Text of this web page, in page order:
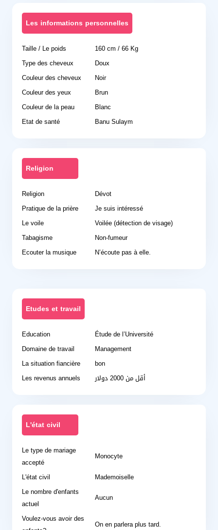
Les informations personnelles
Taille / Le poids
160 cm / 66 Kg
Type des cheveux
Doux
Couleur des cheveux
Noir
Couleur des yeux
Brun
Couleur de la peau
Blanc
Etat de santé
Banu Sulaym
Religion
Religion
Dévot
Pratique de la prière
Je suis intéressé
Le voile
Voilée (détection de visage)
Tabagisme
Non-fumeur
Ecouter la musique
N’écoute pas à elle.
Etudes et travail
Education
Étude de l’Université
Domaine de travail
Management
La situation fiancière
bon
Les revenus annuels
أقل من 2000 دولار
L'état civil
Le type de mariage
accepté
Monocyte
L'état civil
Mademoiselle
Le nombre d'enfants
actuel
Aucun
Voulez-vous avoir des
On en parlera plus tard.